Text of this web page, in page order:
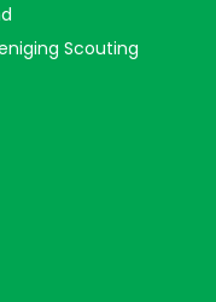
Scouting